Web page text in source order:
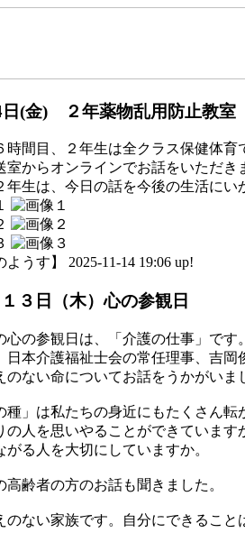
日(金) ２年薬物乱用防止教室
時間目、２年生は全クラス保健体
室からオンラインでお話をいただ
年生は、今日の話を今後の生活にい
ようす】 2025-11-14 19:06 up!
３日（木）心の参観日
心の参観日は、「介護の仕事」です
日本介護福祉士会の常任理事、吉岡
のない命についてお話をうかがいま
種」は私たちの身近にもたくさん
の人を思いやることができています
がる人を大切にしていますか。
高齢者の方のお話も聞きました。
のない家族です。自分にできること